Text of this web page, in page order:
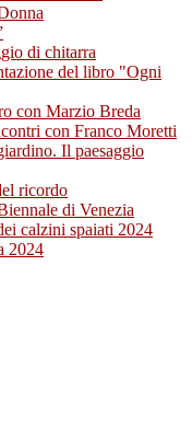
di chitarra
del libro "Ogni
con Marzio Breda
con Franco Moretti
Il paesaggio
ricordo
di Venezia
calzini spaiati 2024
2024